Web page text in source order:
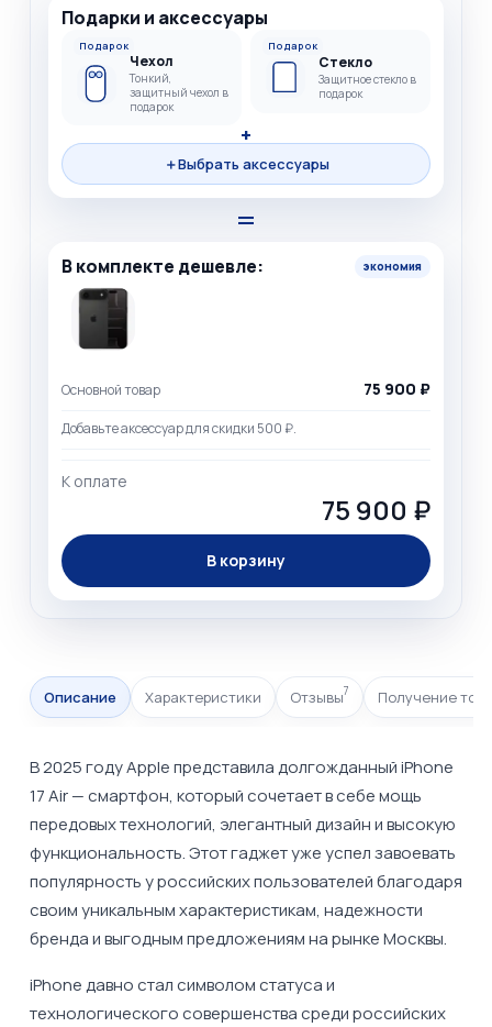
Подарки и аксессуары
Подарок
Чехол
Тонкий,
защитный чехол в
подарок
Подарок
Стекло
Защитное стекло в
подарок
+
＋Выбрать аксессуары
=
В комплекте дешевле: экономия
Основной товар 75 900 ₽
Добавьте аксессуар для скидки 500 ₽.
К оплате
75 900 ₽
В корзину
Описание Характеристики Отзывы7 Получение
В 2025 году Apple представила долгожданный iPhone
17 Air — смартфон, который сочетает в себе мощь
передовых технологий, элегантный дизайн и высокую
функциональность. Этот гаджет уже успел завоевать
популярность у российских пользователей благодаря
своим уникальным характеристикам, надежности
бренда и выгодным предложениям на рынке Москвы.
iPhone давно стал символом статуса и
технологического совершенства среди российских